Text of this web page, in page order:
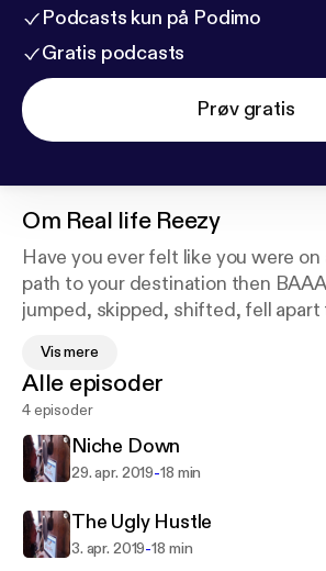
Podcasts kun på Podimo
Gratis podcasts
Prøv gratis
Om Real life Reezy
Have you ever felt like you were
path to your destination then
jumped, skipped, shifted, fell apart
different? That totally happened to
story and a few other of my
went down and what they did
lemonade if you will.
Vis mere
Alle episoder
4 episoder
Niche Down
29. apr. 2019-18 min
The Ugly Hustle
3. apr. 2019-18 min